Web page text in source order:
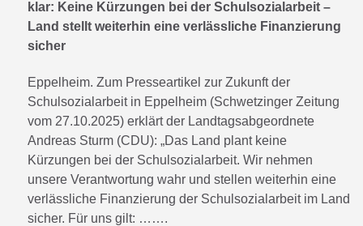
klar: Keine Kürzungen bei der Schulsozialarbeit –
Land stellt weiterhin eine verlässliche Finanzierung
sicher
Eppelheim. Zum Presseartikel zur Zukunft der
Schulsozialarbeit in Eppelheim (Schwetzinger Zeitung
vom 27.10.2025) erklärt der Landtagsabgeordnete
Andreas Sturm (CDU): „Das Land plant keine
Kürzungen bei der Schulsozialarbeit. Wir nehmen
unsere Verantwortung wahr und stellen weiterhin eine
verlässliche Finanzierung der Schulsozialarbeit im Land
sicher. Für uns gilt: …….